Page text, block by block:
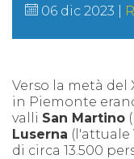
06 dic 2023
Verso la metà del
in Piemonte
valli San Martino
Luserna (l'attuale
di circa 13.500